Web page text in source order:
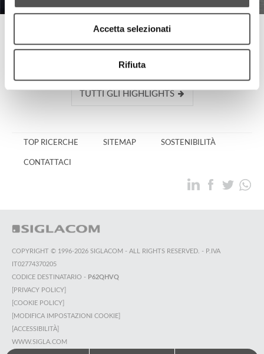
Accetta selezionati
Rifiuta
Emiliana Serbatoi
TUTTI GLI HIGHLIGHTS
TOP RICERCHE SITEMAP SOSTENIBILITÀ
CONTATTACI
COPYRIGHT © 1996-2026 SIGLACOM - ALL RIGHTS RESERVED. - P.IVA
IT02774370205
CODICE DESTINATARIO - P62QHVQ
[PRIVACY POLICY]
[COOKIE POLICY]
[MODIFICA IMPOSTAZIONI COOKIE]
[ACCESSIBILITÀ]
WWW.SIGLA.COM